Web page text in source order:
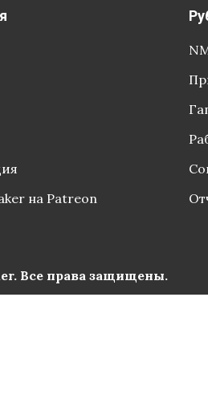
на Patreon
Все права защищены.